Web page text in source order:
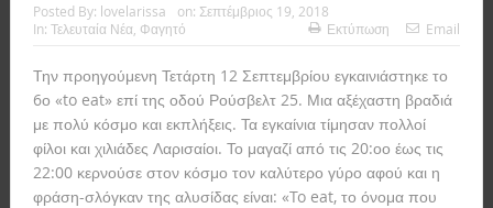
Posted By: lovelarissa on: Σεπτέμβριος 19, 2018
In: Τελευταία Νέα Φαγητό Εκτύπωση Email
Την προηγούμενη Τετάρτη 12 Σεπτεμβρίου εγκαινιάστηκε το
6ο «to eat» επί της οδού Ρούσβελτ 25. Μια αξέχαστη βραδιά
με πολύ κόσμο και εκπλήξεις. Τα εγκαίνια τίμησαν πολλοί
φίλοι και χιλιάδες Λαρισαίοι. Το μαγαζί από τις 20:οο έως τις
22:00 κερνούσε στον κόσμο τον καλύτερο γύρο αφού και η
φράση-σλόγκαν της αλυσίδας είναι: «To eat, το όνομα που